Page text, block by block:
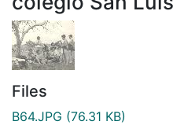
Files
B64.JPG (76.31 KB)